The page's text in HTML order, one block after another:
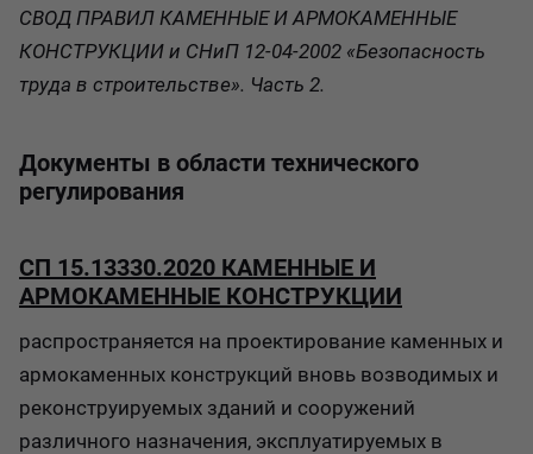
СВОД ПРАВИЛ КАМЕННЫЕ И АРМОКАМЕННЫЕ
КОНСТРУКЦИИ и СНиП 12-04-2002 «Безопасность
труда в строительстве». Часть 2.
Документы в области технического
регулирования
СП 15.13330.2020 КАМЕННЫЕ И
АРМОКАМЕННЫЕ КОНСТРУКЦИИ
распространяется на проектирование каменных и
армокаменных конструкций вновь возводимых и
реконструируемых зданий и сооружений
различного назначения, эксплуатируемых в